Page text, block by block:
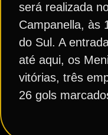
será realizada
Campanella, às
do Sul. A
até aqui, os
vitórias, três
26 gols